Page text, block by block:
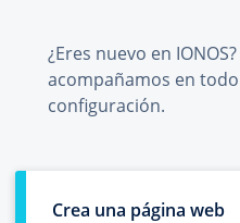
¿Eres nuevo en
acompañamos en
configuración.
Crea una página web